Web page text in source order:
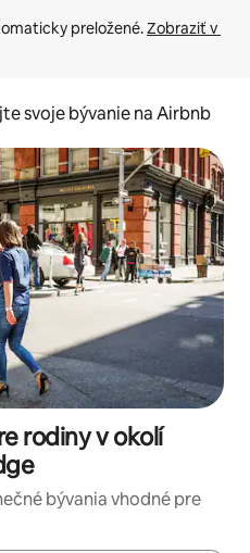
preložené. Zobraziť v
svoje bývanie na Airbnb
rodiny v okolí
bývania vhodné pre